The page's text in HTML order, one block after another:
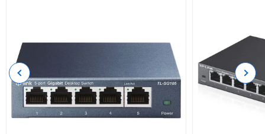
Previous Next